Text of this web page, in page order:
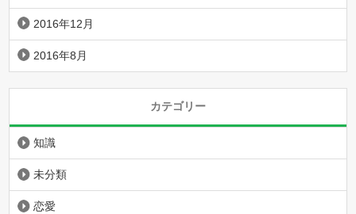
2016年12月
2016年8月
カテゴリー
知識
未分類
恋愛